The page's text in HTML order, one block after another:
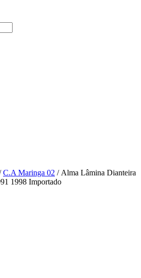
C.A Maringa 02 / Alma Lâmina Dianteira
1998 Importado